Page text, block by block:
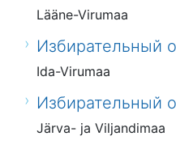
Lääne-Virumaa
Избирательный
Ida-Virumaa
Избирательный
Järva- ja Viljandimaa